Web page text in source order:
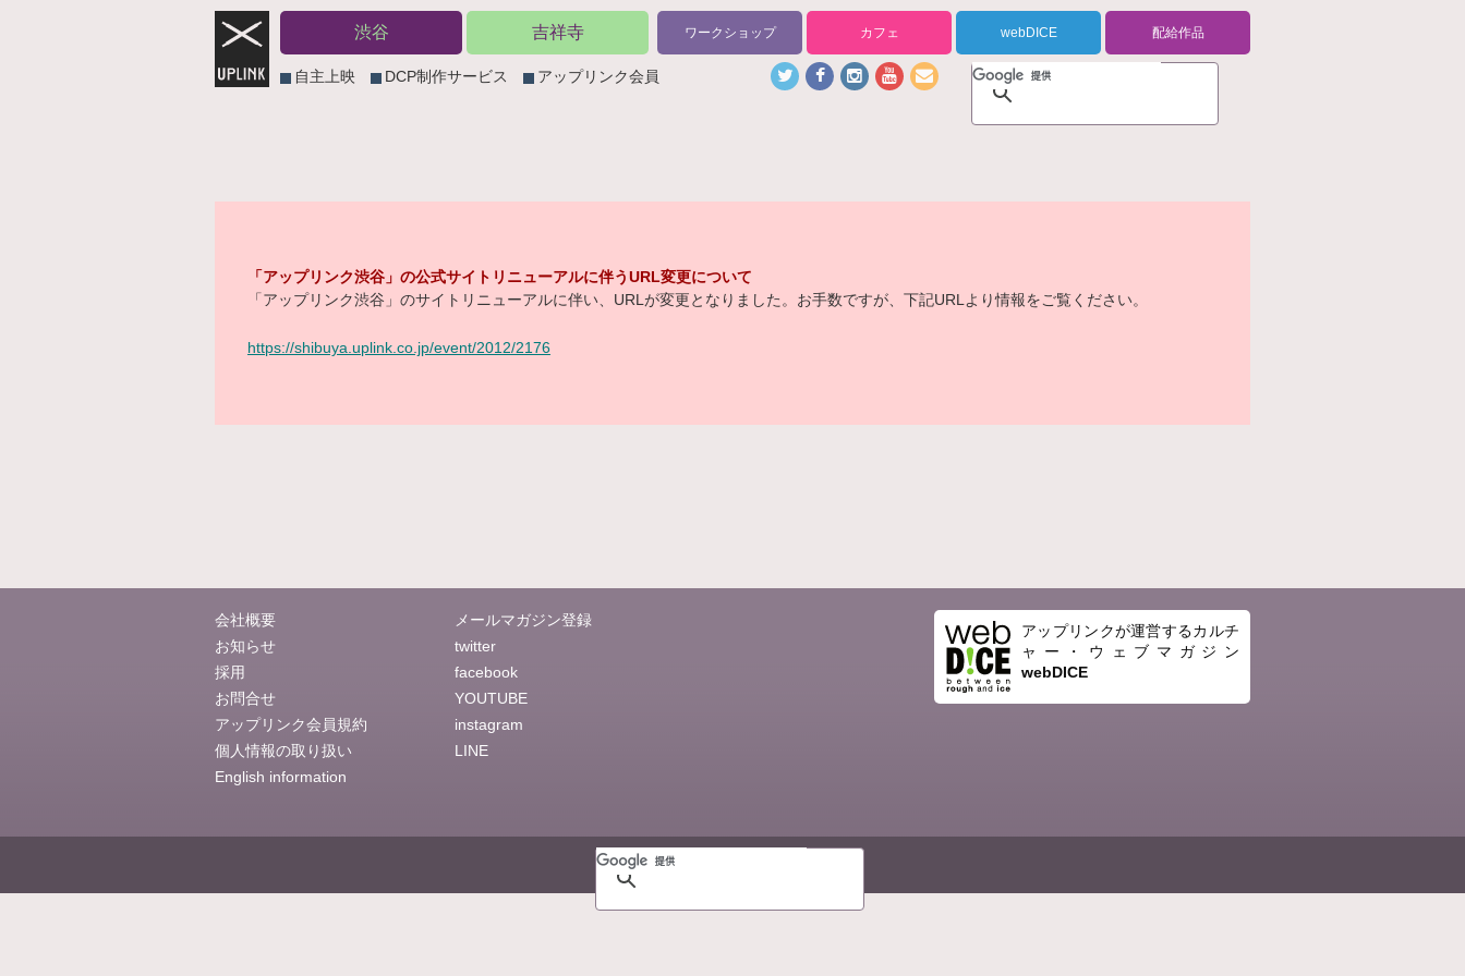
渋谷 吉祥寺 ワークショップ カフェ webDICE 配給作品
自主上映 DCP制作サービス アップリンク会員
「アップリンク渋谷」の公式サイトリニューアルに伴うURL変更について
「アップリンク渋谷」のサイトリニューアルに伴い、URLが変更となりました。お手数ですが、下記URLより情報をご覧ください。
https://shibuya.uplink.co.jp/event/2012/2176
会社概要
お知らせ
採用
お問合せ
アップリンク会員規約
個人情報の取り扱い
English information
メールマガジン登録
twitter
facebook
YOUTUBE
instagram
LINE
アップリンクが運営するカルチ
ャー・ウェブマガジン
webDICE